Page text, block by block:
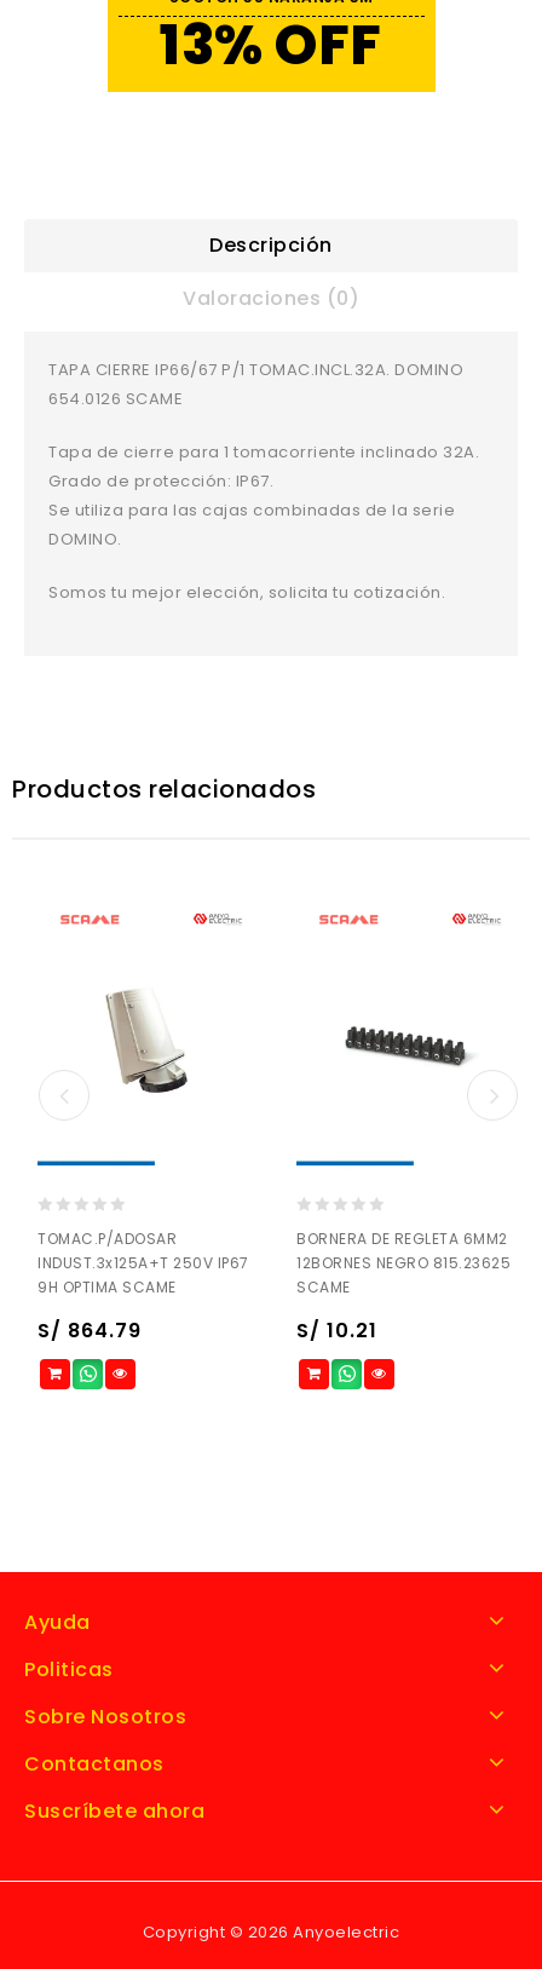
13% OFF
Descripción
Valoraciones (0)
TAPA CIERRE IP66/67 P/1 TOMAC.INCL.32A. DOMINO
654.0126 SCAME
Tapa de cierre para 1 tomacorriente inclinado 32A.
Grado de protección: IP67.
Se utiliza para las cajas combinadas de la serie
DOMINO.
Somos tu mejor elección, solicita tu cotización.
Productos relacionados
out
of
5
TOMAC.P/ADOSAR
INDUST.3x125A+T 250V IP67
9H OPTIMA SCAME
S/ 864.79
out
of
5
BORNERA DE REGLETA 6MM2
12BORNES NEGRO 815.23625
SCAME
S/ 10.21
Ayuda
Politicas
Sobre Nosotros
Contactanos
Suscríbete ahora
Copyright © 2026 Anyoelectric